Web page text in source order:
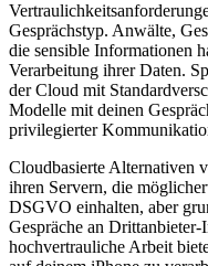
Gesprächstyp. Anwälte,
die sensible Informationen
Verarbeitung ihrer Daten.
der Cloud mit
Modelle mit deinen
privilegierter
Cloudbasierte Alternativen
ihren Servern, die
DSGVO einhalten, aber
Gespräche an
hochvertrauliche Arbeit